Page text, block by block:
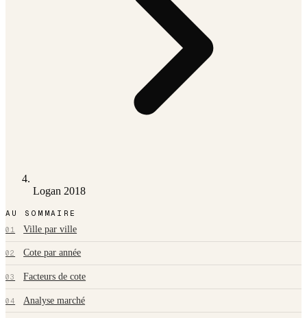
Logan 2018
AU SOMMAIRE
01 Ville par ville
02 Cote par année
03 Facteurs de cote
04 Analyse marché